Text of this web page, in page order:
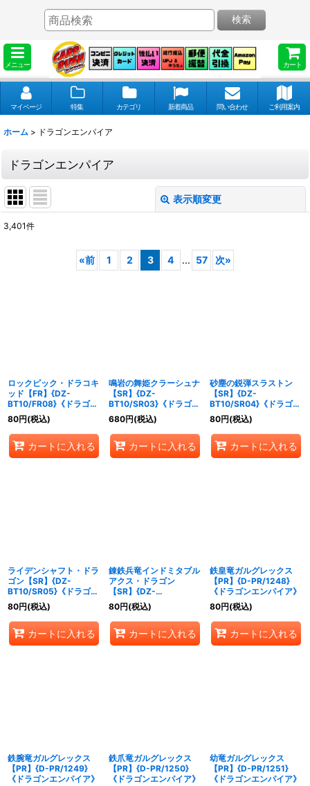
メニュー カート
検索
マイページ 特集 カテゴリ 新着商品 問い合わせ ご利用案内
ホーム > ドラゴンエンパイア
ドラゴンエンパイア
表示順変更
3,401件
«前 1 2 3 4 ... 57 次»
ロックピック・ドラコキ
ッド【FR】{DZ-
BT10/FR08}《ドラゴン
エンパイア》
80円(税込)
カートに入れる
鳴岩の舞姫クラーシュナ
【SR】{DZ-
BT10/SR03}《ドラゴン
エンパイア》
680円(税込)
カートに入れる
砂塵の鋭弾スラストン
【SR】{DZ-
BT10/SR04}《ドラゴン
エンパイア》
80円(税込)
カートに入れる
ライデンシャフト・ドラ
ゴン【SR】{DZ-
BT10/SR05}《ドラゴン
エンパイア》
80円(税込)
カートに入れる
錬鉄兵竜インドミタブル
アクス・ドラゴン
【SR】{DZ-
BT10/SR06}《ドラゴン
エンパイア》
80円(税込)
カートに入れる
鉄皇竜ガルグレックス
【PR】{D-PR/1248}
《ドラゴンエンパイア》
80円(税込)
カートに入れる
鉄腕竜ガルグレックス
【PR】{D-PR/1249}
《ドラゴンエンパイア》
鉄爪竜ガルグレックス
【PR】{D-PR/1250}
《ドラゴンエンパイア》
幼竜ガルグレックス
【PR】{D-PR/1251}
《ドラゴンエンパイア》